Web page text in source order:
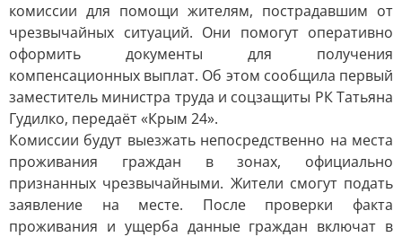
комиссии для помощи жителям, пострадавшим от
чрезвычайных ситуаций. Они помогут оперативно
оформить документы для получения
компенсационных выплат. Об этом сообщила первый
заместитель министра труда и соцзащиты РК Татьяна
Гудилко, передаёт «Крым 24».
Комиссии будут выезжать непосредственно на места
проживания граждан в зонах, официально
признанных чрезвычайными. Жители смогут подать
заявление на месте. После проверки факта
проживания и ущерба данные граждан включат в